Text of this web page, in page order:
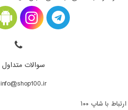
سوالات متداول
info@shop100.ir
ارتباط با شاپ ۱۰۰